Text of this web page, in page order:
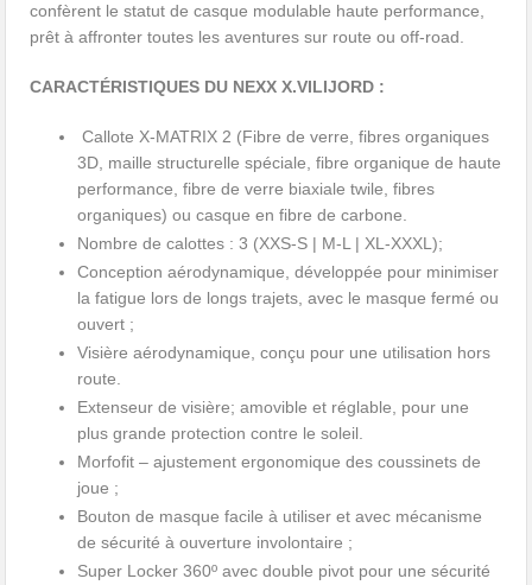
confèrent le statut de casque modulable haute performance,
prêt à affronter toutes les aventures sur route ou off-road.
CARACTÉRISTIQUES DU NEXX X.VILIJORD :
Callote X-MATRIX 2 (Fibre de verre, fibres organiques
3D, maille structurelle spéciale, fibre organique de haute
performance, fibre de verre biaxiale twile, fibres
organiques) ou casque en fibre de carbone.
Nombre de calottes : 3 (XXS-S | M-L | XL-XXXL);
Conception aérodynamique, développée pour minimiser
la fatigue lors de longs trajets, avec le masque fermé ou
ouvert ;
Visière aérodynamique, conçu pour une utilisation hors
route.
Extenseur de visière; amovible et réglable, pour une
plus grande protection contre le soleil.
Morfofit – ajustement ergonomique des coussinets de
joue ;
Bouton de masque facile à utiliser et avec mécanisme
de sécurité à ouverture involontaire ;
Super Locker 360º avec double pivot pour une sécurité